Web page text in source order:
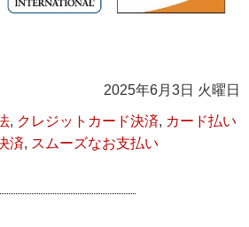
2025年6月3日 火曜日
, クレジットカード決済, カード払い
済, スムーズなお支払い